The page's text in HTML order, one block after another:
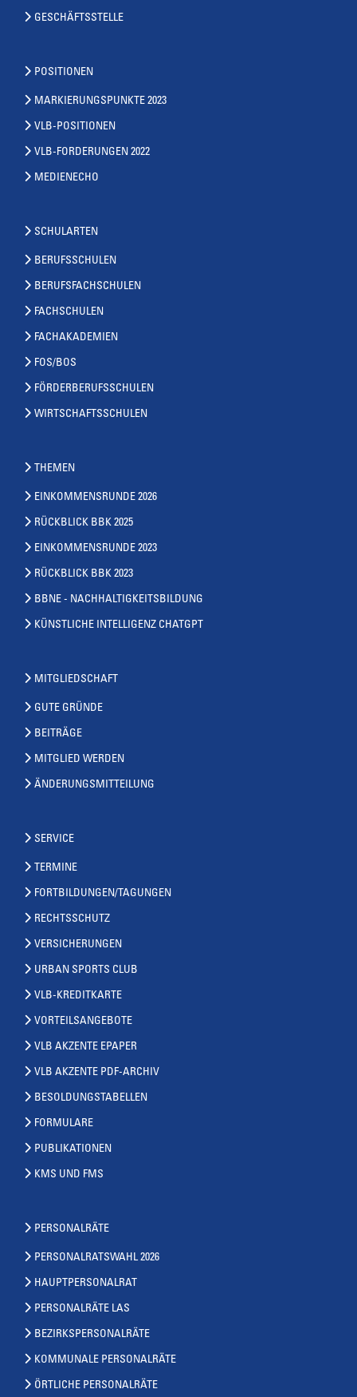
GESCHÄFTSSTELLE
POSITIONEN
MARKIERUNGSPUNKTE 2023
VLB-POSITIONEN
VLB-FORDERUNGEN 2022
MEDIENECHO
SCHULARTEN
BERUFSSCHULEN
BERUFSFACHSCHULEN
FACHSCHULEN
FACHAKADEMIEN
FOS/BOS
FÖRDERBERUFSSCHULEN
WIRTSCHAFTSSCHULEN
THEMEN
EINKOMMENSRUNDE 2026
RÜCKBLICK BBK 2025
EINKOMMENSRUNDE 2023
RÜCKBLICK BBK 2023
BBNE - NACHHALTIGKEITSBILDUNG
KÜNSTLICHE INTELLIGENZ CHATGPT
MITGLIEDSCHAFT
GUTE GRÜNDE
BEITRÄGE
MITGLIED WERDEN
ÄNDERUNGSMITTEILUNG
SERVICE
TERMINE
FORTBILDUNGEN/TAGUNGEN
RECHTSSCHUTZ
VERSICHERUNGEN
URBAN SPORTS CLUB
VLB-KREDITKARTE
VORTEILSANGEBOTE
VLB AKZENTE EPAPER
VLB AKZENTE PDF-ARCHIV
BESOLDUNGSTABELLEN
FORMULARE
PUBLIKATIONEN
KMS UND FMS
PERSONALRÄTE
PERSONALRATSWAHL 2026
HAUPTPERSONALRAT
PERSONALRÄTE LAS
BEZIRKSPERSONALRÄTE
KOMMUNALE PERSONALRÄTE
ÖRTLICHE PERSONALRÄTE